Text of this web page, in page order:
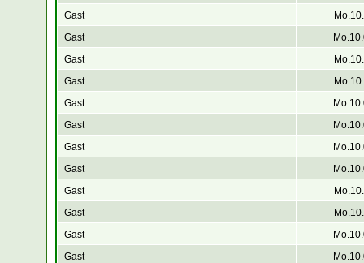
Gast
Gast
Gast
Gast
Gast
Gast
Gast
Gast
Gast
Gast
Gast
Gast